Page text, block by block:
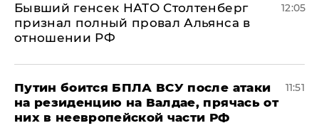
Бывший генсек НАТО Столтенберг
признал полный провал Альянса в
отношении РФ
12:05
Путин боится БПЛА ВСУ после атаки
на резиденцию на Валдае, прячась от
них в неевропейской части РФ
11:51